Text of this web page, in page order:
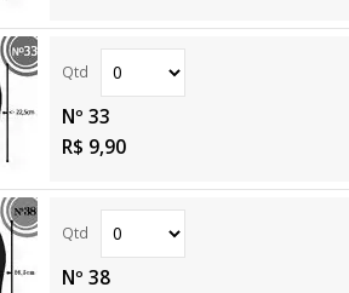
Nº 33
R$ 9,90
Nº 38